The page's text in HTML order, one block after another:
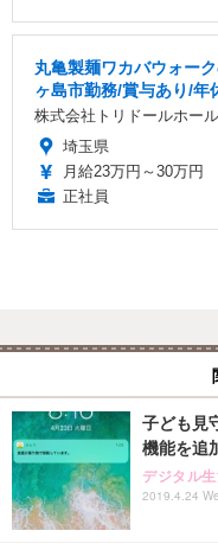
丸亀製麺ワカバウォー
ヶ島市勤務/賞与あり/年
株式会社トリドールホー
埼玉県
月給23万円～30万円
正社員
子ども見
機能を追
デジタル
2019.4.24